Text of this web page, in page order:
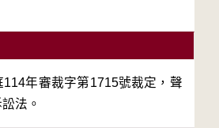
年審裁字第1715號裁定，聲
法。